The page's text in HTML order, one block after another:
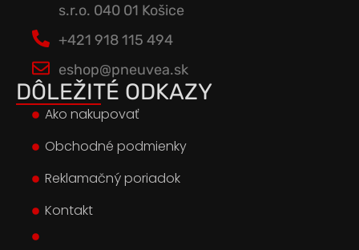
s.r.o. 040 01 Košice
+421 918 115 494
eshop@pneuvea.sk
DÔLEŽITÉ ODKAZY
Ako nakupovať
Obchodné podmienky
Reklamačný poriadok
Kontakt